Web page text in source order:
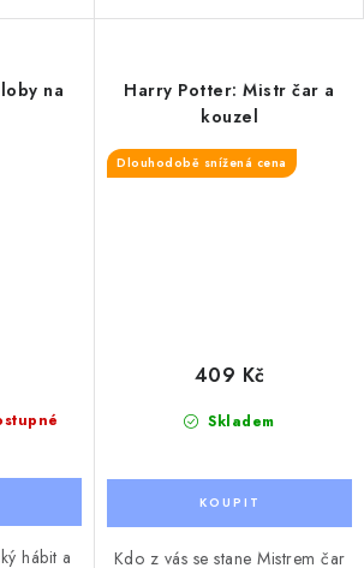
na
hábit a
Harry Potter: Mistr čar a
kouzel
Dlouhodobě snížená cena
Skladem
409 Kč
Kdo z vás se stane Mistrem čar